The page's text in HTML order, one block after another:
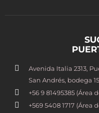
Avenida Italia 2313,
San Andrés, bodega 15
+56 9 81495385 (Área
+569 5408 1717 (Área